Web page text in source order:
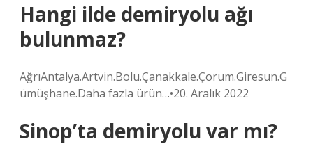
Hangi ilde demiryolu ağı
bulunmaz?
AğrıAntalya.Artvin.Bolu.Çanakkale.Çorum.Giresun.G
ümüşhane.Daha fazla ürün…•20. Aralık 2022
Sinop’ta demiryolu var mı?